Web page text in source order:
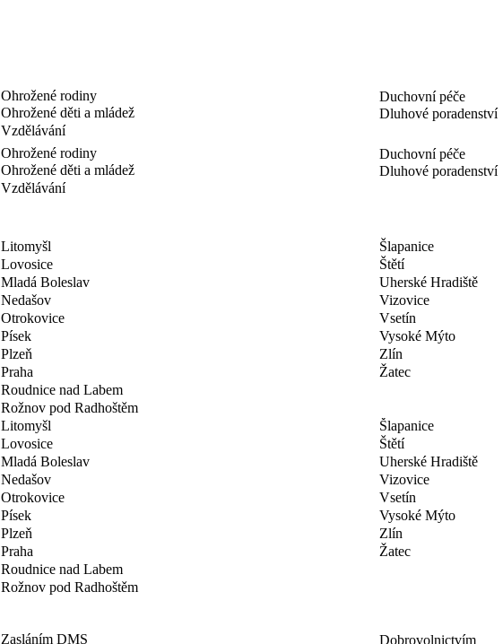
Ohrožené rodiny
Ohrožené děti a mládež
Vzdělávání
Duchovní péče
Dluhové poradenství
Ohrožené rodiny
Ohrožené děti a mládež
Vzdělávání
Duchovní péče
Dluhové poradenství
Litomyšl
Lovosice
Mladá Boleslav
Nedašov
Otrokovice
Písek
Plzeň
Praha
Roudnice nad Labem
Rožnov pod Radhoštěm
Šlapanice
Štětí
Uherské Hradiště
Vizovice
Vsetín
Vysoké Mýto
Zlín
Žatec
Litomyšl
Lovosice
Mladá Boleslav
Nedašov
Otrokovice
Písek
Plzeň
Praha
Roudnice nad Labem
Rožnov pod Radhoštěm
Šlapanice
Štětí
Uherské Hradiště
Vizovice
Vsetín
Vysoké Mýto
Zlín
Žatec
Zasláním DMS
Dobrovolnictvím